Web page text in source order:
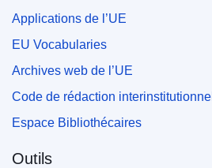
Applications de l’UE
EU Vocabularies
Archives web de l’UE
Code de rédaction interinstitutionnel
Espace Bibliothécaires
Outils